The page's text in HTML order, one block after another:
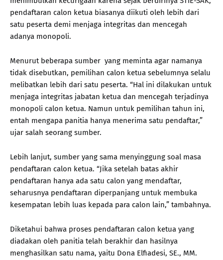
pendaftaran calon ketua biasanya diikuti oleh lebih dari
satu peserta demi menjaga integritas dan mencegah
adanya monopoli.
Menurut beberapa sumber yang meminta agar namanya
tidak disebutkan, pemilihan calon ketua sebelumnya selalu
melibatkan lebih dari satu peserta. “Hal ini dilakukan untuk
menjaga integritas jabatan ketua dan mencegah terjadinya
monopoli calon ketua. Namun untuk pemilihan tahun ini,
entah mengapa panitia hanya menerima satu pendaftar,”
ujar salah seorang sumber.
Lebih lanjut, sumber yang sama menyinggung soal masa
pendaftaran calon ketua. “Jika setelah batas akhir
pendaftaran hanya ada satu calon yang mendaftar,
seharusnya pendaftaran diperpanjang untuk membuka
kesempatan lebih luas kepada para calon lain,” tambahnya.
Diketahui bahwa proses pendaftaran calon ketua yang
diadakan oleh panitia telah berakhir dan hasilnya
menghasilkan satu nama, yaitu Dona Elfiadesi, SE., MM.